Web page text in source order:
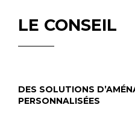
LE CONSEIL
DES SOLUTIONS
PERSONNALISÉES